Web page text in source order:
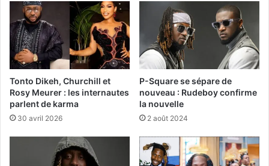
Tonto Dikeh, Churchill et
Rosy Meurer : les internautes
parlent de karma
30 avril 2026
P-Square se sépare de
nouveau : Rudeboy confirme
la nouvelle
2 août 2024